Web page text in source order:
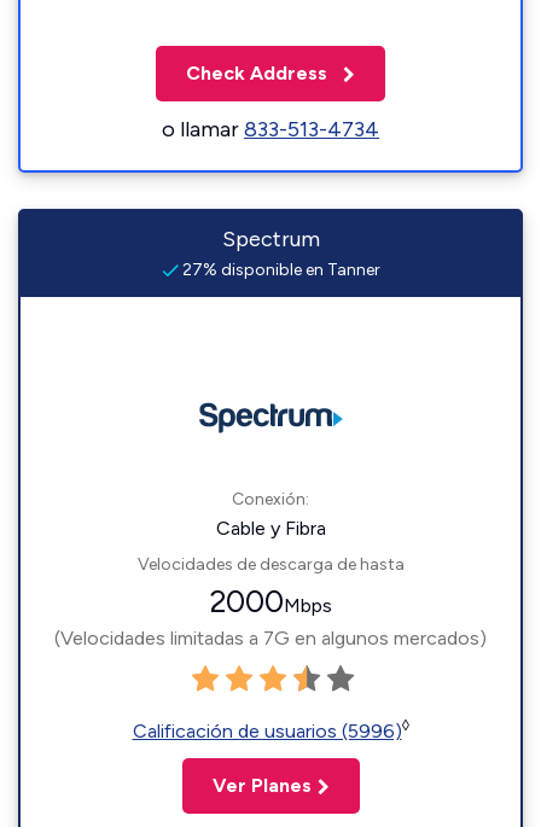
Check Address
o llamar833-513-4734
Spectrum
27% disponible en Tanner
Conexión:
Cable y Fibra
Velocidades de descarga de hasta
2000Mbps
(Velocidades limitadas a 7G en algunos mercados)
Calificación de usuarios (5996)◊
Ver Planes